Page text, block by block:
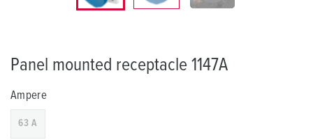
Panel mounted receptacle 1147A
Ampere
63 A